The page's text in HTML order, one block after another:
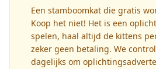
Een stamboomkat die gratis
Koop het niet! Het is een
spelen, haal altijd de kittens
zeker geen betaling. We
dagelijks om